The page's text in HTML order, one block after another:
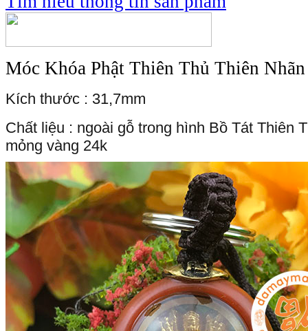
Móc Khóa Phật Thiên Thủ Thiên Nhãn
Kích thước : 31,7mm
Chất liệu : ngoài gỗ trong hình Bồ Tát Thiên
mỏng vàng 24k